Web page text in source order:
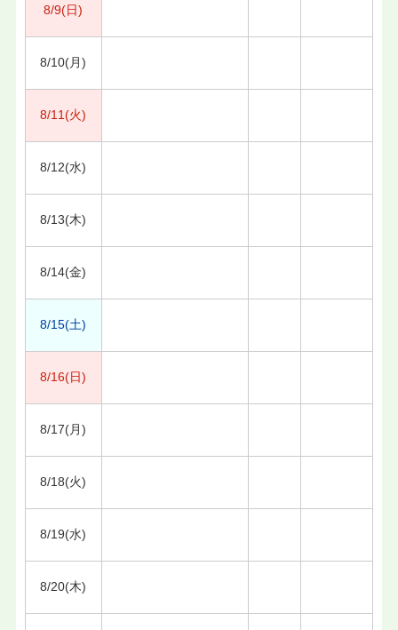
8/9(日)
8/10(月)
8/11(火)
8/12(水)
8/13(木)
8/14(金)
8/15(土)
8/16(日)
8/17(月)
8/18(火)
8/19(水)
8/20(木)